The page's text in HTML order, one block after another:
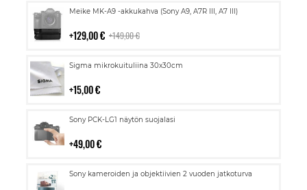
Meike MK-A9 -akkukahva (Sony A9, A7R III, A7 III)
129,00 € 149,00 €
Lisää
Sigma mikrokuituliina 30x30cm
15,00 €
Lisää
Sony PCK-LG1 näytön suojalasi
49,00 €
Lisää
Sony kameroiden ja objektiivien 2 vuoden jatkoturva
Lisää